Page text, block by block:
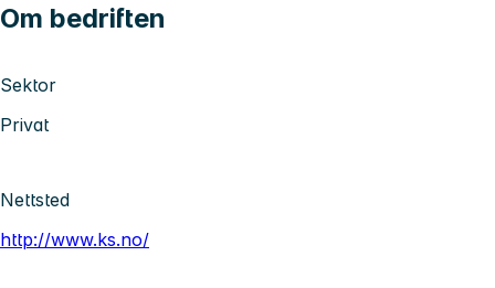
Om bedriften
Sektor
Privat
Nettsted
http://www.ks.no/